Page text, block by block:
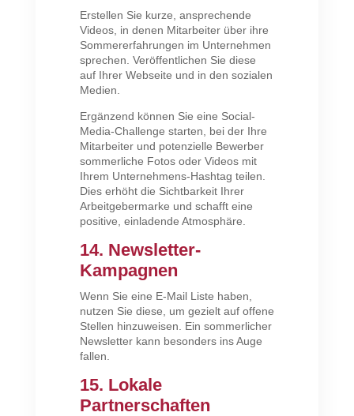
Erstellen Sie kurze, ansprechende
Videos, in denen Mitarbeiter über ihre
Sommererfahrungen im Unternehmen
sprechen. Veröffentlichen Sie diese
auf Ihrer Webseite und in den sozialen
Medien.
Ergänzend können Sie eine Social-
Media-Challenge starten, bei der Ihre
Mitarbeiter und potenzielle Bewerber
sommerliche Fotos oder Videos mit
Ihrem Unternehmens-Hashtag teilen.
Dies erhöht die Sichtbarkeit Ihrer
Arbeitgebermarke und schafft eine
positive, einladende Atmosphäre.
14. Newsletter-
Kampagnen
Wenn Sie eine E-Mail Liste haben,
nutzen Sie diese, um gezielt auf offene
Stellen hinzuweisen. Ein sommerlicher
Newsletter kann besonders ins Auge
fallen.
15. Lokale
Partnerschaften